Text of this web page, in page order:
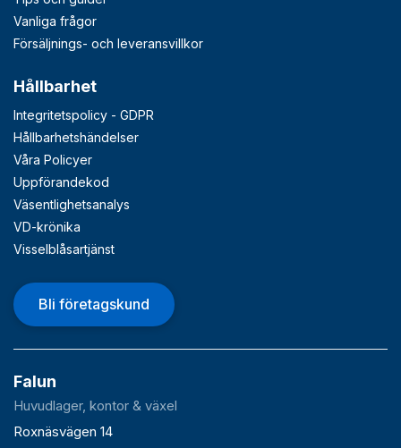
Vanliga frågor
Försäljnings- och leveransvillkor
Hållbarhet
Integritetspolicy - GDPR
Hållbarhetshändelser
Våra Policyer
Uppförandekod
Väsentlighetsanalys
VD-krönika
Visselblåsartjänst
Bli företagskund
Falun
Huvudlager, kontor & växel
Roxnäsvägen 14